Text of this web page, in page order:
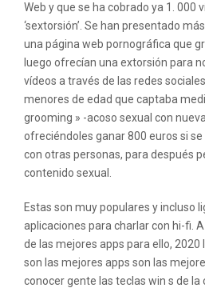
Web y que se ha cobrado ya 1. 000
‘sextorsión’. Se han presentado
una página web pornográfica que
luego ofrecían una extorsión para
vídeos a través de las redes
menores de edad que captaba
grooming » -acoso sexual con
ofreciéndoles ganar 800 euros si
con otras personas, para después
contenido sexual.
Estas son muy populares y incluso
aplicaciones para charlar con hi-fi.
de las mejores apps para ello, 2020
son las mejores apps son las
conocer gente las teclas win s de la